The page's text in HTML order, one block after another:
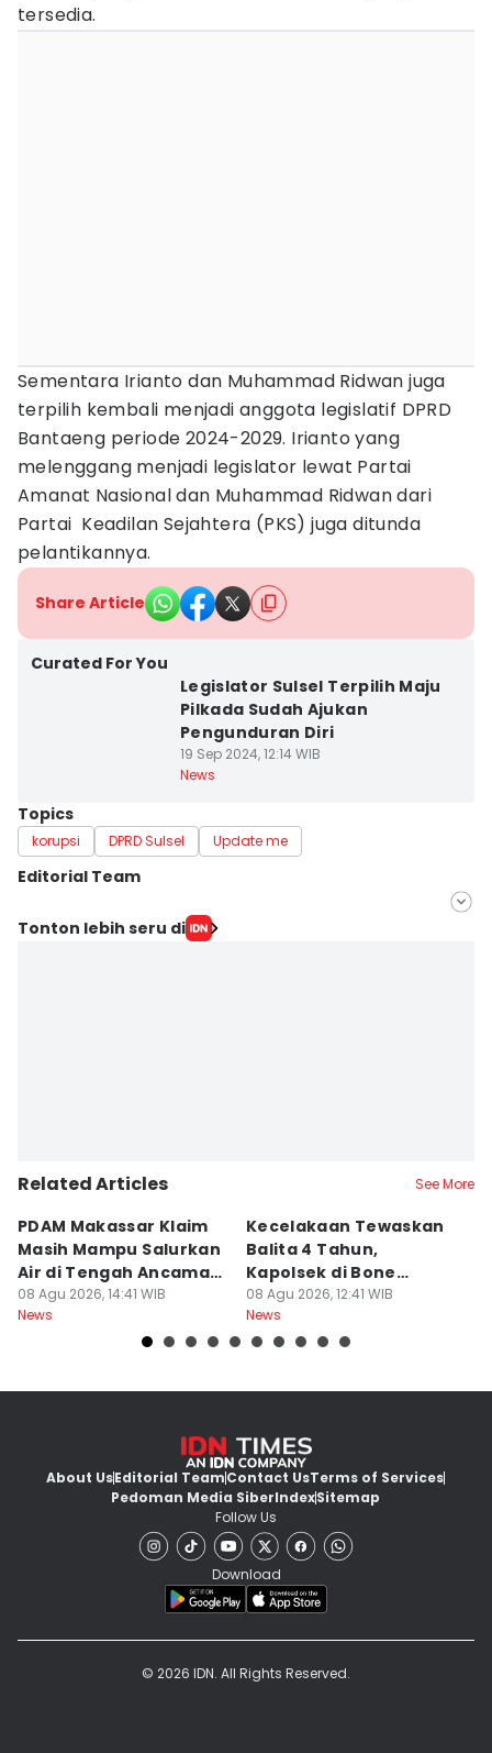
tersedia.
Sementara Irianto dan Muhammad Ridwan juga
terpilih kembali menjadi anggota legislatif DPRD
Bantaeng periode 2024-2029. Irianto yang
melenggang menjadi legislator lewat Partai
Amanat Nasional dan Muhammad Ridwan dari
Partai Keadilan Sejahtera (PKS) juga ditunda
pelantikannya.
Share Article
Curated For You
Legislator Sulsel Terpilih Maju
Pilkada Sudah Ajukan
Pengunduran Diri
19 Sep 2024, 12:14 WIB
News
Topics
korupsi DPRD Sulsel Update me
Editorial Team
Editor
Tonton lebih seru di
Related Articles See More
PDAM Makassar Klaim
Masih Mampu Salurkan
Air di Tengah Ancaman
Kekeringan
08 Agu 2026, 14:41 WIB
News
Kecelakaan Tewaskan
Balita 4 Tahun,
Kapolsek di Bone
Diperiksa Propam
08 Agu 2026, 12:41 WIB
News
About UsEditorial TeamContact UsTerms of Services
Pedoman Media SiberIndexSitemap
Follow Us
Download
© 2026 IDN. All Rights Reserved.